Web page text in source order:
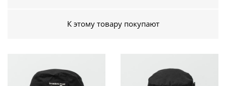
К этому товару покупают